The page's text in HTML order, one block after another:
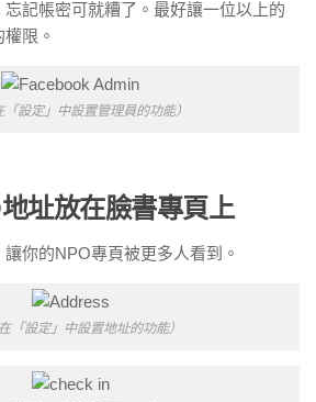
記帳密可就糟了。最好讓一位以上的
限。
「設定」中設置管理員的功能）
地址放在臉書專頁上
你的NPO專頁被更多人看到。
「設定」中設置地址的功能）